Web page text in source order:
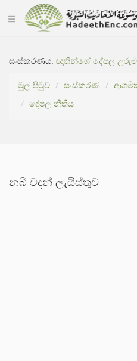
සංස්කරණය:ඥාතීන්ගේ දේපල
මුල් පිටුව
සංස්කරණ
දේපල නීතිය
නබි වදන් ලැයිස්තුව